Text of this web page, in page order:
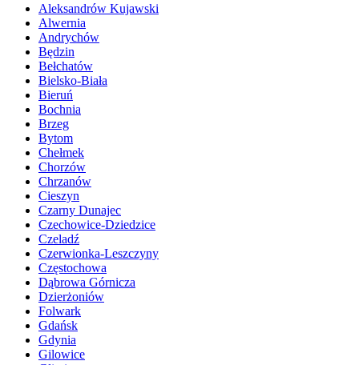
Aleksandrów Kujawski
Alwernia
Andrychów
Będzin
Bełchatów
Bielsko-Biała
Bieruń
Bochnia
Brzeg
Bytom
Chełmek
Chorzów
Chrzanów
Cieszyn
Czarny Dunajec
Czechowice-Dziedzice
Czeladź
Czerwionka-Leszczyny
Częstochowa
Dąbrowa Górnicza
Dzierżoniów
Folwark
Gdańsk
Gdynia
Gilowice